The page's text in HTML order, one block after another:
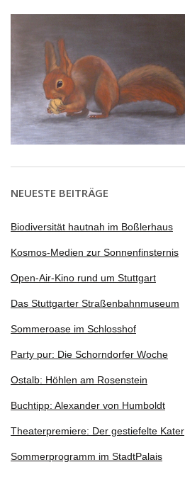
NEUESTE BEITRÄGE
Biodiversität hautnah im Boßlerhaus
Kosmos-Medien zur Sonnenfinsternis
Open-Air-Kino rund um Stuttgart
Das Stuttgarter Straßenbahnmuseum
Sommeroase im Schlosshof
Party pur: Die Schorndorfer Woche
Ostalb: Höhlen am Rosenstein
Buchtipp: Alexander von Humboldt
Theaterpremiere: Der gestiefelte Kater
Sommerprogramm im StadtPalais